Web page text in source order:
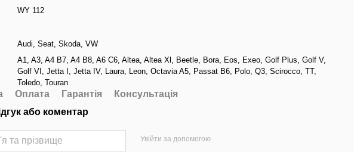
WY 112
Audi, Seat, Skoda, VW
A1, A3, A4 B7, A4 B8, A6 C6, Altea, Altea Xl , Beetle, Bora, Eos, Exeo, Golf Plus, Golf V,
Golf VI , Jetta I , Jetta IV, Laura, Leon, Octavia A5, Passat B6, Polo, Q3, Scirocco, TT,
Toledo, Touran
Оплата Гарантія
Консультація
або коментар
Увійти за допомогою